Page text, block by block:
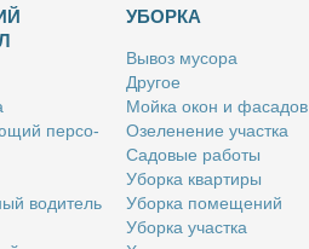
пер­со­
во­ди­тель
УБОРКА
Вы­воз му­со­ра
Дру­гое
Мой­ка окон и фа­са­дов
Озе­ле­не­ние участ­ка
Са­до­вые ра­бо­ты
Убор­ка квар­ти­ры
Убор­ка по­ме­ще­ний
Убор­ка участ­ка